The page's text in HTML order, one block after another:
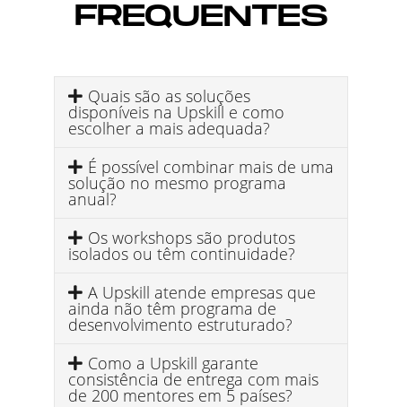
FREQUENTES
Quais são as soluções
disponíveis na Upskill e como
escolher a mais adequada?
É possível combinar mais de uma
solução no mesmo programa
anual?
Os workshops são produtos
isolados ou têm continuidade?
A Upskill atende empresas que
ainda não têm programa de
desenvolvimento estruturado?
Como a Upskill garante
consistência de entrega com mais
de 200 mentores em 5 países?